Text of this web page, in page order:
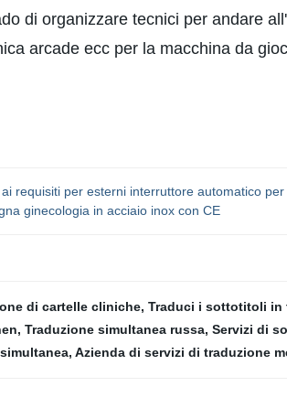
di organizzare tecnici per andare
arcade ecc per la macchina da
requisiti per esterni interruttore automatico
ginecologia in acciaio inox con CE
di cartelle cliniche, Traduci i sottotitoli in
, Traduzione simultanea russa, Servizi di
, Azienda di servizi di traduzione